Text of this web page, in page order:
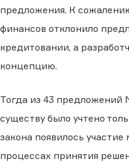
предложения. К
финансов отклонило
кредитовании, а
концепцию.
Тогда из 43 предложений
существу было учтено
закона появилось
процессах принятия